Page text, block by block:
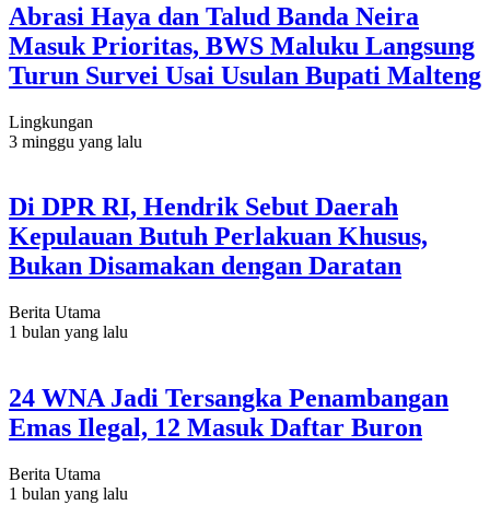
Abrasi Haya dan Talud Banda Neira
Masuk Prioritas, BWS Maluku Langsung
Turun Survei Usai Usulan Bupati Malteng
Lingkungan
3 minggu yang lalu
Di DPR RI, Hendrik Sebut Daerah
Kepulauan Butuh Perlakuan Khusus,
Bukan Disamakan dengan Daratan
Berita Utama
1 bulan yang lalu
24 WNA Jadi Tersangka Penambangan
Emas Ilegal, 12 Masuk Daftar Buron
Berita Utama
1 bulan yang lalu